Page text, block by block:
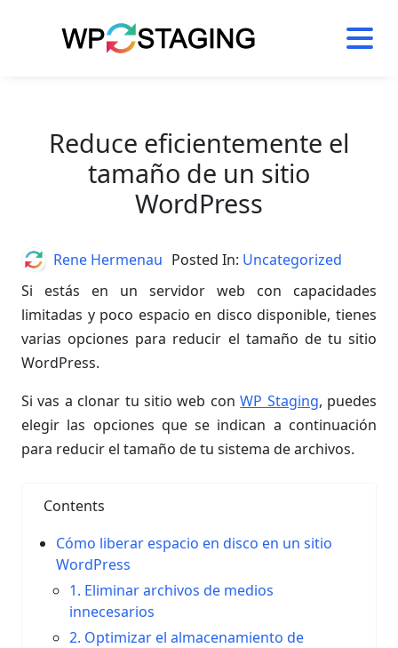
Reduce eficientemente el
tamaño de un sitio
WordPress
Si estás en un servidor web con capacidades
limitadas y poco espacio en disco disponible, tienes
varias opciones para reducir el tamaño de tu sitio
WordPress.
Si vas a clonar tu sitio web conWP Staging, puedes
elegir las opciones que se indican a continuación
para reducir el tamaño de tu sistema de archivos.
Contents
Cómo liberar espacio en disco en un sitio
WordPress
1. Eliminar archivos de medios
innecesarios
2. Optimizar el almacenamiento de
AuthorRene Hermenau Posted In: Uncategorized